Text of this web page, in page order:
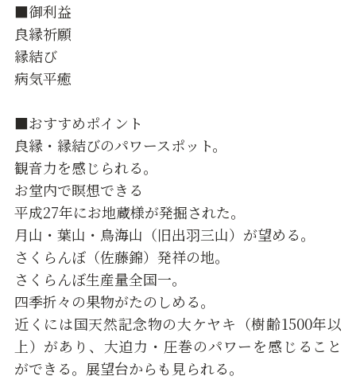
■御利益
良縁祈願
縁結び
病気平癒
■おすすめポイント
良縁・縁結びのパワースポット。
観音力を感じられる。
お堂内で瞑想できる
平成27年にお地蔵様が発掘された。
月山・葉山・鳥海山（旧出羽三山）が望める。
さくらんぼ（佐藤錦）発祥の地。
さくらんぼ生産量全国一。
四季折々の果物がたのしめる。
近くには国天然記念物の大ケヤキ（樹齢1500年以
上）があり、大迫力・圧巻のパワーを感じること
ができる。展望台からも見られる。